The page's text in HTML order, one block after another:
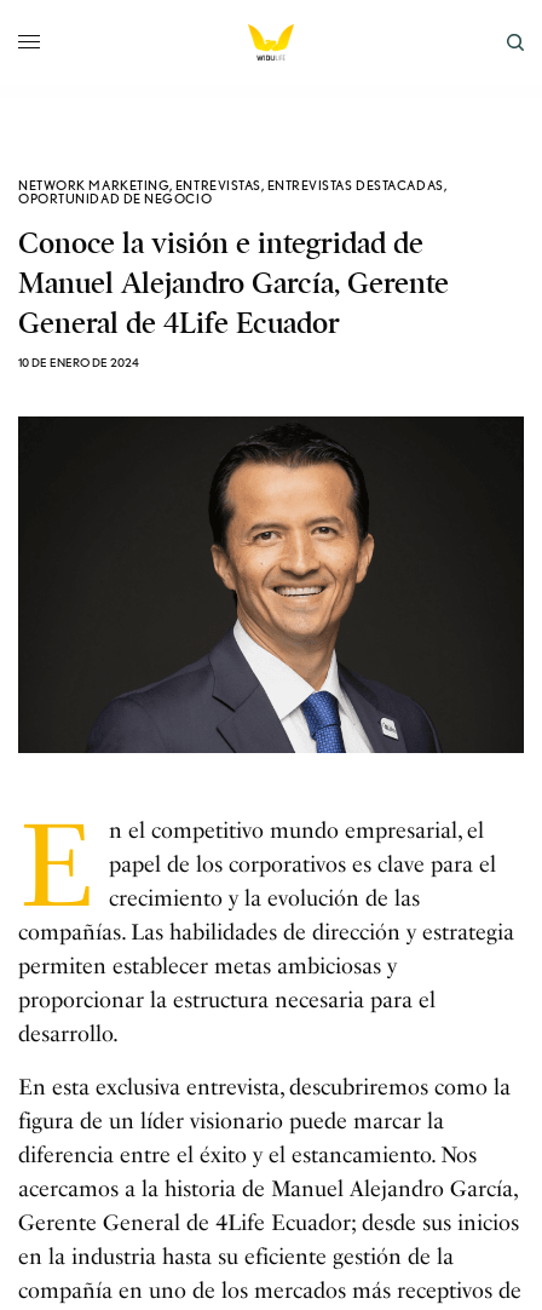
NETWORK MARKETING, ENTREVISTAS, ENTREVISTAS DESTACADAS,
OPORTUNIDAD DE NEGOCIO
Conoce la visión e integridad de
Manuel Alejandro García, Gerente
General de 4Life Ecuador
10 DE ENERO DE 2024
E
n el competitivo mundo empresarial, el
papel de los corporativos es clave para el
crecimiento y la evolución de las
compañías. Las habilidades de dirección y estrategia
permiten establecer metas ambiciosas y
proporcionar la estructura necesaria para el
desarrollo.
En esta exclusiva entrevista, descubriremos como la
figura de un líder visionario puede marcar la
diferencia entre el éxito y el estancamiento. Nos
acercamos a la historia de Manuel Alejandro García,
Gerente General de 4Life Ecuador; desde sus inicios
en la industria hasta su eficiente gestión de la
compañía en uno de los mercados más receptivos de